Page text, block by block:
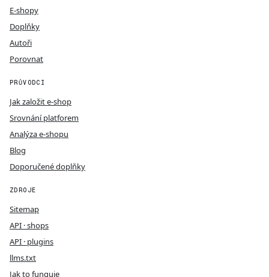
E-shopy
Doplňky
Autoři
Porovnat
PRŮVODCI
Jak založit e-shop
Srovnání platforem
Analýza e-shopu
Blog
Doporučené doplňky
ZDROJE
Sitemap
API · shops
API · plugins
llms.txt
Jak to funguje